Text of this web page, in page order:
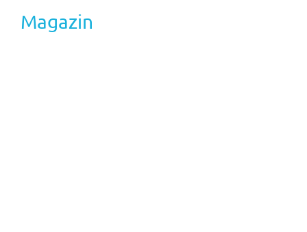
Magazin